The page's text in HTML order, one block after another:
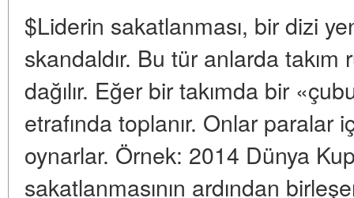
$Liderin sakatlanması, bir dizi
skandaldır. Bu tür anlarda takım
dağılır. Eğer bir takımda bir
etrafında toplanır. Onlar paralar
oynarlar. Örnek: 2014 Dünya
sakatlanmasının ardından